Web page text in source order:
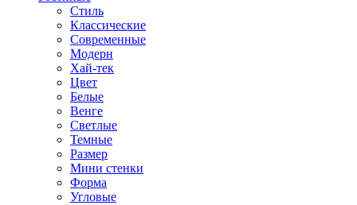
Стиль
Классические
Современные
Модерн
Хай-тек
Цвет
Белые
Венге
Светлые
Темные
Размер
Мини стенки
Форма
Угловые